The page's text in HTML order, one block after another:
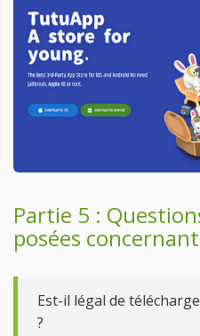
Partie 5 :
posées
Est-il légal de
?